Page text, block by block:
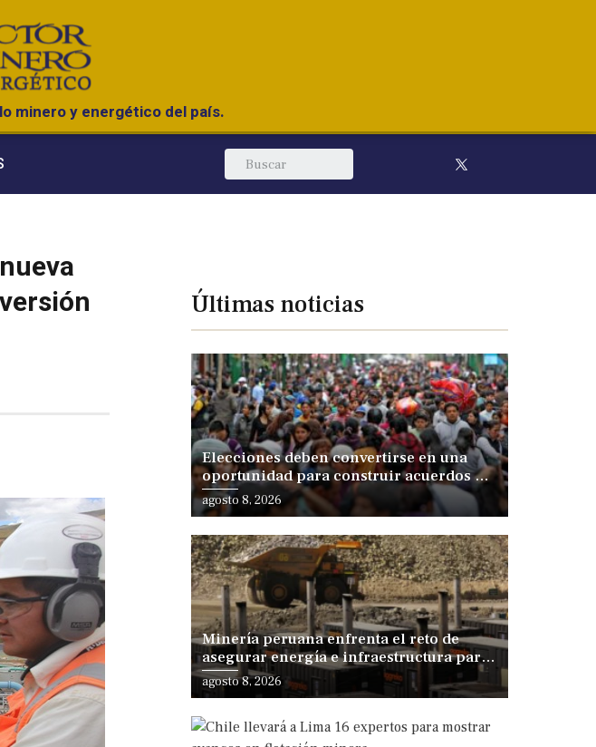
minero y energético del país.
Últimas noticias
Elecciones deben convertirse en una
oportunidad para construir acuerdos de
desarrollo, sostiene especialista
agosto 8, 2026
Minería peruana enfrenta el reto de
asegurar energía e infraestructura para
sostener su expansión
agosto 8, 2026